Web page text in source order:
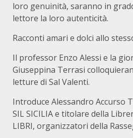
loro genuinità, saranno in
lettore la loro autenticità.
Racconti amari e dolci allo
Il professor Enzo Alessi e la
Giuseppina Terrasi
letture di Sal Valenti.
Introduce Alessandro Accurso
SIL SICILIA e titolare della
LIBRI, organizzatori della